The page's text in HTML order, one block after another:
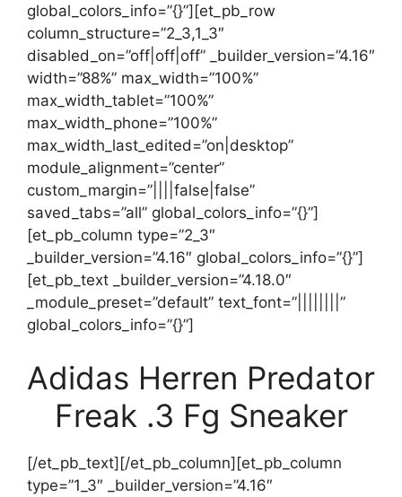
global_colors_info=”{}”][et_pb_row
column_structure=”2_3,1_3″
disabled_on=”off|off|off” _builder_version=”4.16″
width=”88%” max_width=”100%”
max_width_tablet=”100%”
max_width_phone=”100%”
max_width_last_edited=”on|desktop”
module_alignment=”center”
custom_margin=”||||false|false”
saved_tabs=”all” global_colors_info=”{}”]
[et_pb_column type=”2_3″
_builder_version=”4.16″ global_colors_info=”{}”]
[et_pb_text _builder_version=”4.18.0″
_module_preset=”default” text_font=”||||||||”
global_colors_info=”{}”]
Adidas Herren Predator
Freak .3 Fg Sneaker
[/et_pb_text][/et_pb_column][et_pb_column
type=”1_3″ _builder_version=”4.16″